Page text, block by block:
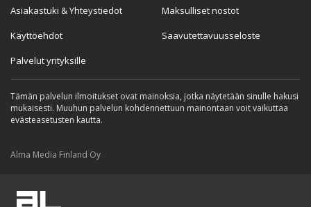
Asiakastuki & Yhteystiedot
Käyttöehdot
Palvelut yrityksille
Maksulliset nostot
Saavutettavuusseloste
Tämän palvelun ilmoitukset ovat mainoksia, jotka näytetään sinulle hakusi
mukaisesti. Muuhun palvelun kohdennettuun mainontaan voit vaikuttaa
evästeasetusten kautta.
Alma Media Finland Oy